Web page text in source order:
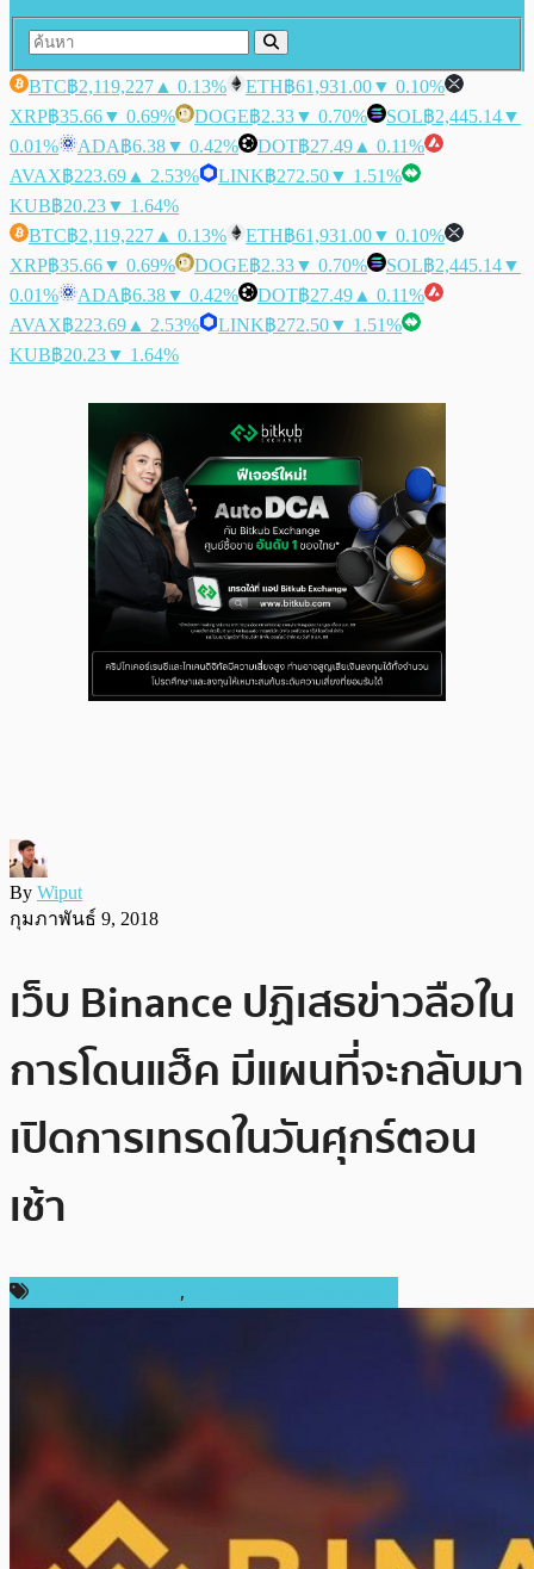
BTC฿2,119,227 ▲ 0.13% ETH฿61,931.00▼ 0.10%
XRP฿35.66▼ 0.69% DOGE฿2.33▼ 0.70% SOL฿2,445.14▼
0.01%
ADA฿6.38▼ 0.42% DOT฿27.49 ▲ 0.11%
AVAX฿223.69 ▲ 2.53% LINK฿272.50▼ 1.51%
KUB฿20.23▼ 1.64%
BTC฿2,119,227 ▲ 0.13% ETH฿61,931.00▼ 0.10%
XRP฿35.66▼ 0.69% DOGE฿2.33▼ 0.70% SOL฿2,445.14▼
0.01%
ADA฿6.38▼ 0.42% DOT฿27.49 ▲ 0.11%
AVAX฿223.69 ▲ 2.53% LINK฿272.50▼ 1.51%
KUB฿20.23▼ 1.64%
By Wiput
กุมภาพันธ์ 9, 2018
เว็บ Binance ปฏิเสธข่าวลือใน
การโดนแฮ็ค มีแผนที่จะกลับมา
เปิดการเทรดในวันศุกร์ตอน
เช้า
,